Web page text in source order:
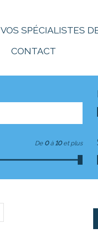
VOS SPÉCIALISTES
CONTACT
De 0 à 10 et plus